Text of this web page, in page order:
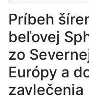
Príbeh
beľovej
zo
Európy a
zavlečenia